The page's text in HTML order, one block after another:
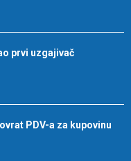
prvi uzgajivač
PDV-a za kupovinu